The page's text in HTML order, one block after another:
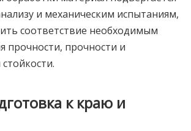
и механическим испытаниям,
соответствие необходимым
прочности, прочности и
к краю и